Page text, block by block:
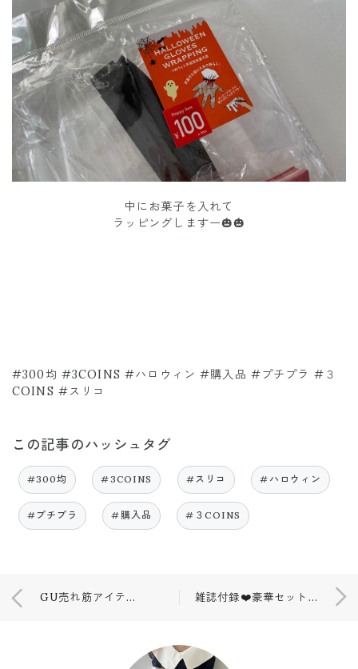
中にお菓子を入れて
ラッピングしますー🎃🎃
#300均 #3COINS #ハロウィン #購入品 #プチプラ #３
COINS #スリコ
この記事のハッシュタグ
#300均 #3COINS #スリコ #ハロウィン
#プチプラ #購入品 #３COINS
GU売れ筋アイテム💕ついついこればかり着ちゃう…🥺 雑誌付録❤️豪華セット💕